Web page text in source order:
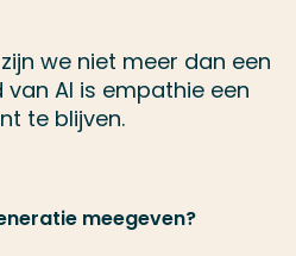
we niet meer dan een
van AI is empathie een
te blijven.
meegeven?